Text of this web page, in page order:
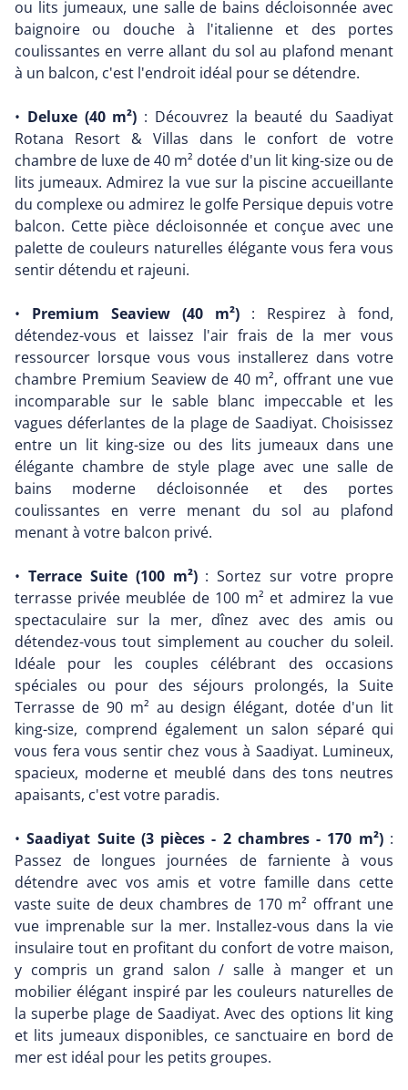
ou lits jumeaux, une salle de bains décloisonnée avec
baignoire ou douche à l'italienne et des portes
coulissantes en verre allant du sol au plafond menant
à un balcon, c'est l'endroit idéal pour se détendre.
• Deluxe (40 m²) : Découvrez la beauté du Saadiyat
Rotana Resort & Villas dans le confort de votre
chambre de luxe de 40 m² dotée d'un lit king-size ou de
lits jumeaux. Admirez la vue sur la piscine accueillante
du complexe ou admirez le golfe Persique depuis votre
balcon. Cette pièce décloisonnée et conçue avec une
palette de couleurs naturelles élégante vous fera vous
sentir détendu et rajeuni.
• Premium Seaview (40 m²) : Respirez à fond,
détendez-vous et laissez l'air frais de la mer vous
ressourcer lorsque vous vous installerez dans votre
chambre Premium Seaview de 40 m², offrant une vue
incomparable sur le sable blanc impeccable et les
vagues déferlantes de la plage de Saadiyat. Choisissez
entre un lit king-size ou des lits jumeaux dans une
élégante chambre de style plage avec une salle de
bains moderne décloisonnée et des portes
coulissantes en verre menant du sol au plafond
menant à votre balcon privé.
• Terrace Suite (100 m²): Sortez sur votre propre
terrasse privée meublée de 100 m² et admirez la vue
spectaculaire sur la mer, dînez avec des amis ou
détendez-vous tout simplement au coucher du soleil.
Idéale pour les couples célébrant des occasions
spéciales ou pour des séjours prolongés, la Suite
Terrasse de 90 m² au design élégant, dotée d'un lit
king-size, comprend également un salon séparé qui
vous fera vous sentir chez vous à Saadiyat. Lumineux,
spacieux, moderne et meublé dans des tons neutres
apaisants, c'est votre paradis.
•Saadiyat Suite (3 pièces - 2 chambres - 170 m²):
Passez de longues journées de farniente à vous
détendre avec vos amis et votre famille dans cette
vaste suite de deux chambres de 170 m² offrant une
vue imprenable sur la mer. Installez-vous dans la vie
insulaire tout en profitant du confort de votre maison,
y compris un grand salon / salle à manger et un
mobilier élégant inspiré par les couleurs naturelles de
la superbe plage de Saadiyat. Avec des options lit king
et lits jumeaux disponibles, ce sanctuaire en bord de
mer est idéal pour les petits groupes.